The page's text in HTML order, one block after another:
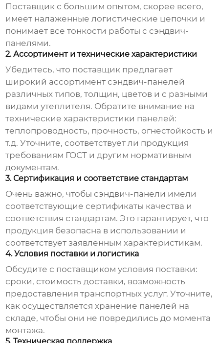
Поставщик с большим опытом, скорее всего,
имеет налаженные логистические цепочки и
понимает все тонкости работы с сэндвич-
панелями.
2. Ассортимент и технические характеристики
Убедитесь, что поставщик предлагает
широкий ассортимент сэндвич-панелей
различных типов, толщин, цветов и с разными
видами утеплителя. Обратите внимание на
технические характеристики панелей:
теплопроводность, прочность, огнестойкость и
т.д. Уточните, соответствует ли продукция
требованиям ГОСТ и другим нормативным
документам.
3. Сертификация и соответствие стандартам
Очень важно, чтобы сэндвич-панели имели
соответствующие сертификаты качества и
соответствия стандартам. Это гарантирует, что
продукция безопасна в использовании и
соответствует заявленным характеристикам.
4. Условия поставки и логистика
Обсудите с поставщиком условия поставки:
сроки, стоимость доставки, возможность
предоставления транспортных услуг. Уточните,
как осуществляется хранение панелей на
складе, чтобы они не повредились до момента
монтажа.